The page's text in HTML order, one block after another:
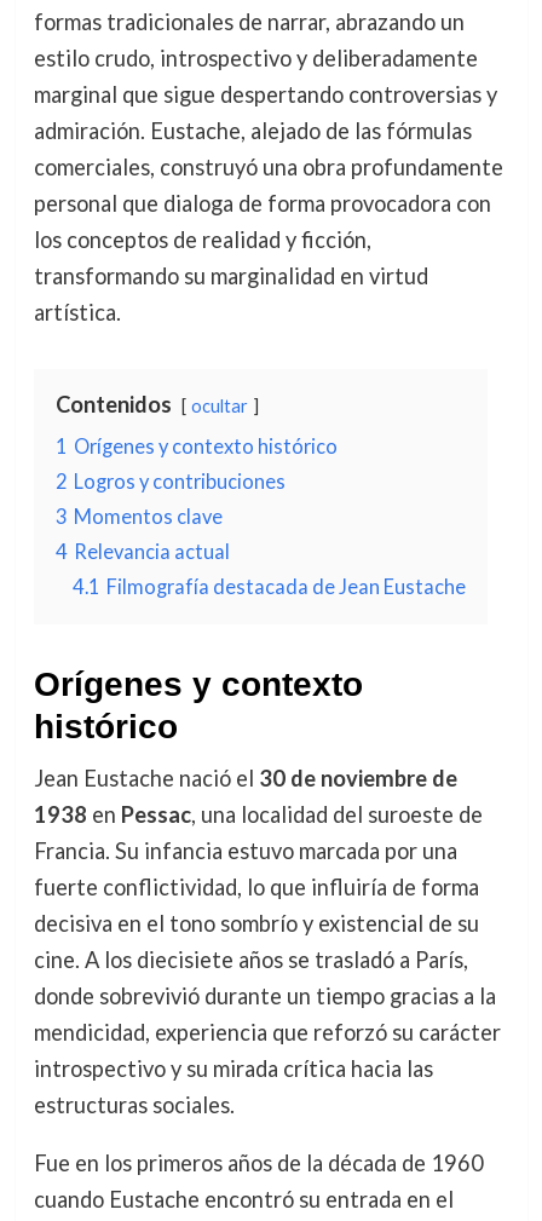
formas tradicionales de narrar, abrazando un
estilo crudo, introspectivo y deliberadamente
marginal que sigue despertando controversias y
admiración. Eustache, alejado de las fórmulas
comerciales, construyó una obra profundamente
personal que dialoga de forma provocadora con
los conceptos de realidad y ficción,
transformando su marginalidad en virtud
artística.
Contenidos ocultar
1 Orígenes y contexto histórico
2 Logros y contribuciones
3 Momentos clave
4 Relevancia actual
4.1 Filmografía destacada de Jean Eustache
Orígenes y contexto
histórico
Jean Eustache nació el 30 de noviembre de
1938 en Pessac, una localidad del suroeste de
Francia. Su infancia estuvo marcada por una
fuerte conflictividad, lo que influiría de forma
decisiva en el tono sombrío y existencial de su
cine. A los diecisiete años se trasladó a París,
donde sobrevivió durante un tiempo gracias a la
mendicidad, experiencia que reforzó su carácter
introspectivo y su mirada crítica hacia las
estructuras sociales.
Fue en los primeros años de la década de 1960
cuando Eustache encontró su entrada en el